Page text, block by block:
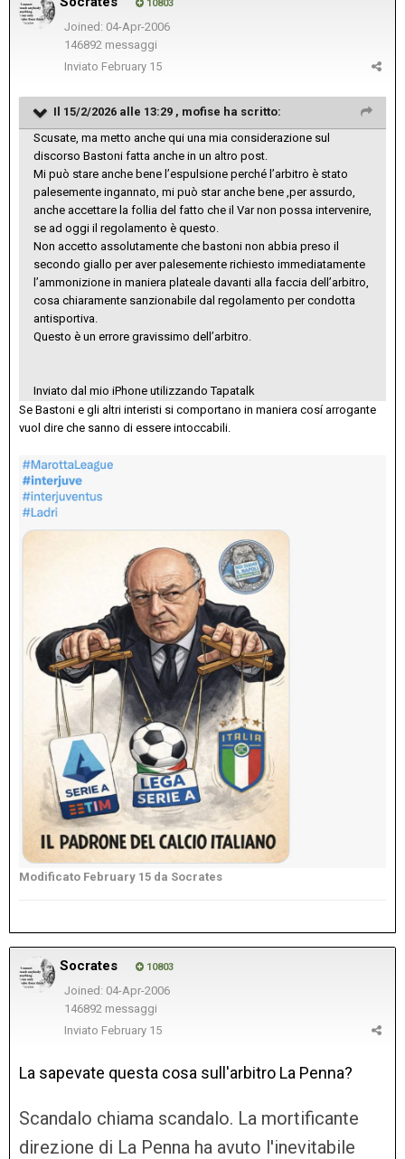
10803
Joined: 04-Apr-2006
146892 messaggi
Inviato February 15
Il 15/2/2026 alle 13:29 , mofise ha scritto:
Scusate, ma metto anche qui una mia considerazione sul
discorso Bastoni fatta anche in un altro post.
Mi può stare anche bene l’espulsione perché l’arbitro è stato
palesemente ingannato, mi può star anche bene ,per assurdo,
anche accettare la follia del fatto che il Var non possa intervenire,
se ad oggi il regolamento è questo.
Non accetto assolutamente che bastoni non abbia preso il
secondo giallo per aver palesemente richiesto immediatamente
l’ammonizione in maniera plateale davanti alla faccia dell’arbitro,
cosa chiaramente sanzionabile dal regolamento per condotta
antisportiva.
Questo è un errore gravissimo dell’arbitro.
Inviato dal mio iPhone utilizzando Tapatalk
Se Bastoni e gli altri interisti si comportano in maniera cosí arrogante
vuol dire che sanno di essere intoccabili.
Modificato February 15 da Socrates
Socrates 10803
Joined: 04-Apr-2006
146892 messaggi
Inviato February 15
La sapevate questa cosa sull'arbitro La Penna?
Scandalo chiama scandalo. La mortificante
direzione di La Penna ha avuto l'inevitabile